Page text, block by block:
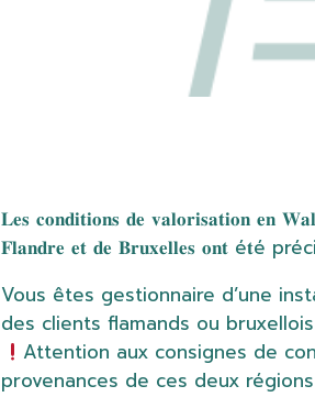
𝐋𝐞𝐬 𝐜𝐨𝐧𝐝𝐢𝐭𝐢𝐨𝐧𝐬 𝐝𝐞 𝐯𝐚𝐥𝐨𝐫𝐢𝐬𝐚𝐭𝐢𝐨𝐧 𝐞𝐧
𝐅𝐥𝐚𝐧𝐝𝐫𝐞 𝐞𝐭 𝐝𝐞 𝐁𝐫𝐮𝐱𝐞𝐥𝐥𝐞𝐬 𝐨𝐧𝐭 é𝐭é
Vous êtes gestionnaire d’une
des clients flamands ou
Attention aux consignes de
provenances de ces deux régions